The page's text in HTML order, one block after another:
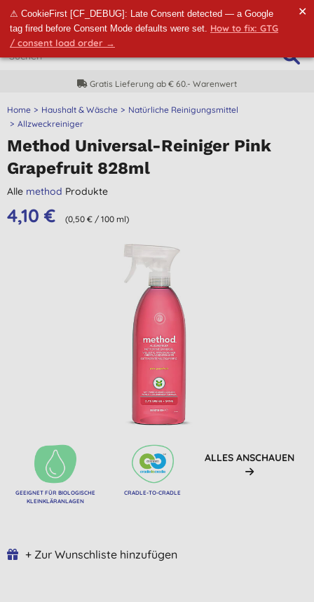
⚠ CookieFirst [CF_DEBUG]: Late Consent detected — a Google
tag fired before Consent Mode defaults were set. How to fix: GTG
/ consent load order →
✕
Gratis Lieferung ab € 60.- Warenwert
Home Haushalt & Wäsche
Natürliche Reinigungsmittel
Allzweckreiniger
Method Universal-Reiniger Pink
Grapefruit 828ml
Alle method Produkte
4,10 € (0,50 € / 100 ml)
GEEIGNET FÜR BIOLOGISCHE
KLEINKLÄRANLAGEN
CRADLE-TO-CRADLE
ALLES ANSCHAUEN
+ Zur Wunschliste hinzufügen